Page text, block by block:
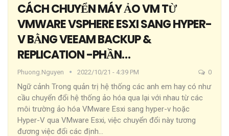
CÁCH CHUYỂN MÁY ẢO VM TỪ
VMWARE VSPHERE ESXI SANG HYPER-
V BẰNG VEEAM BACKUP &
REPLICATION -PHẦN…
Phuong.nguyen 2022/10/21 - 4:39 PM 0
Ngữ cảnh Trong quản trị hệ thống các anh em hay có như
cầu chuyển đổi hệ thống ảo hóa qua lại với nhau từ các
môi trường ảo hóa VMware Esxi sang hyper-v hoặc
Hyper-V qua VMware Esxi, việc chuyển đổi này tương
đương việc đổi các định